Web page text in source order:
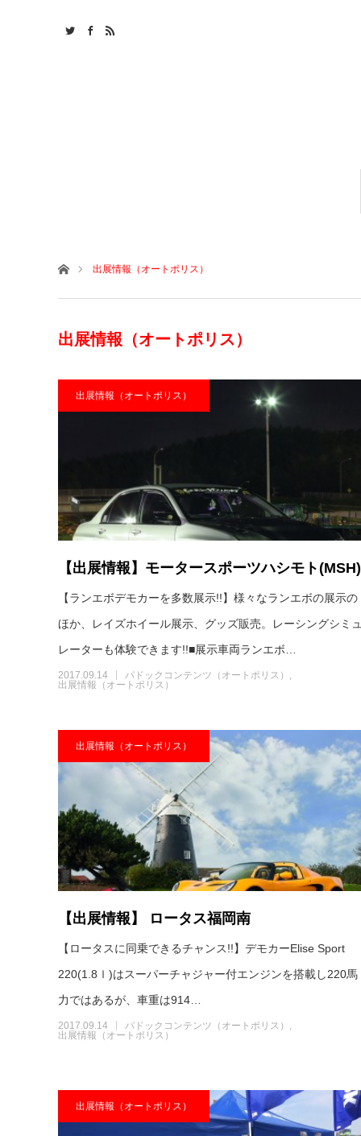
ホーム出展情報（オートポリス）
出展情報（オートポリス）
出展情報（オートポリス）
【出展情報】モータースポーツハシモト(MSH)
【ランエボデモカーを多数展示!!】様々なランエボの展示の
ほか、レイズホイール展示、グッズ販売。レーシングシミュ
レーターも体験できます!!■展示車両ランエボ…
2017.09.14
パドックコンテンツ（オートポリス）
出展情報（オートポリス）
出展情報（オートポリス）
【出展情報】 ロータス福岡南
【ロータスに同乗できるチャンス!!】デモカーElise Sport
220(1.8ｌ)はスーパーチャジャー付エンジンを搭載し220馬
力ではあるが、車重は914…
2017.09.14
パドックコンテンツ（オートポリス）
出展情報（オートポリス）
出展情報（オートポリス）